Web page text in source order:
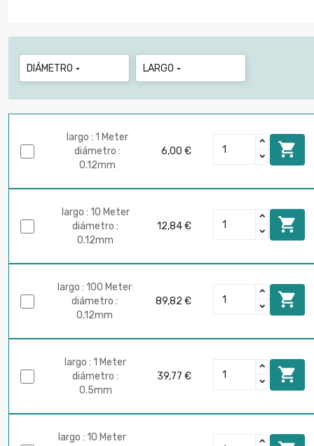
DIÁMETRO  LARGO 
largo : 1 Meter
diámetro :
0.12mm
6,00 € 
largo : 10 Meter
diámetro :
0.12mm
12,84 € 
largo : 100 Meter
diámetro :
0.12mm
89,82 € 
largo : 1 Meter
diámetro :
0.5mm
39,77 € 
largo : 10 Meter